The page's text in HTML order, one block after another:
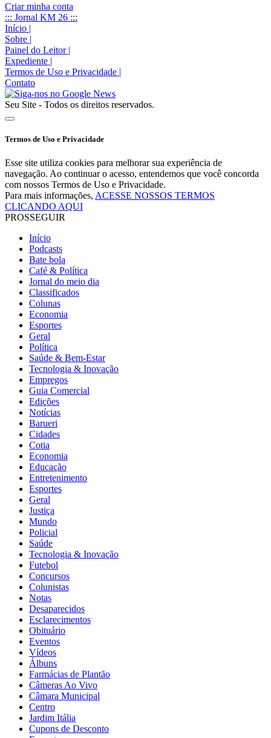
Criar minha conta
::: Jornal KM 26 :::
Início |
Sobre |
Painel do Leitor |
Expediente |
Termos de Uso e Privacidade |
Contato
Seu Site - Todos os direitos reservados.
Termos de Uso e Privacidade
Esse site utiliza cookies para melhorar sua experiência de
navegação. Ao continuar o acesso, entendemos que você concorda
com nossos Termos de Uso e Privacidade.
Para mais informações, ACESSE NOSSOS TERMOS
CLICANDO AQUI
PROSSEGUIR
Início
Podcasts
Bate bola
Café & Política
Jornal do meio dia
Classificados
Colunas
Economia
Esportes
Geral
Política
Saúde & Bem-Estar
Tecnologia & Inovação
Empregos
Guia Comercial
Edições
Notícias
Barueri
Cidades
Cotia
Economia
Educação
Entretenimento
Esportes
Geral
Justiça
Mundo
Policial
Saúde
Tecnologia & Inovação
Futebol
Concursos
Colunistas
Notas
Desaparecidos
Esclarecimentos
Obituário
Eventos
Vídeos
Álbuns
Farmácias de Plantão
Câmeras Ao Vivo
Câmara Municipal
Centro
Jardim Itália
Cupons de Desconto